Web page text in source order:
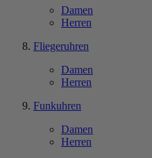
Damen
Herren
Fliegeruhren
Damen
Herren
Funkuhren
Damen
Herren